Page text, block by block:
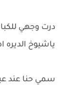
درت وجهي
ياشيوخ
سمي حنا عند